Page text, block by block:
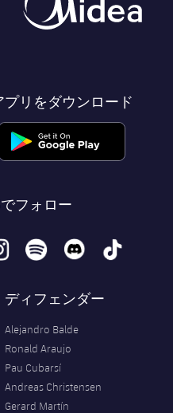
プリをダウンロード
フォロー
spotify discord tiktok
ディフェンダー
Alejandro Balde
Ronald Araujo
Pau Cubarsí
Andreas Christensen
Gerard Martín